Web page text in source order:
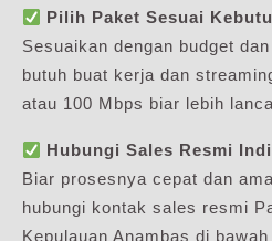
Pilih Paket Sesuai
Sesuaikan dengan budget
butuh buat kerja dan
atau 100 Mbps biar lebih
Hubungi Sales Resmi
Biar prosesnya cepat dan
hubungi kontak sales resmi
Kepulauan Anambas di bawah